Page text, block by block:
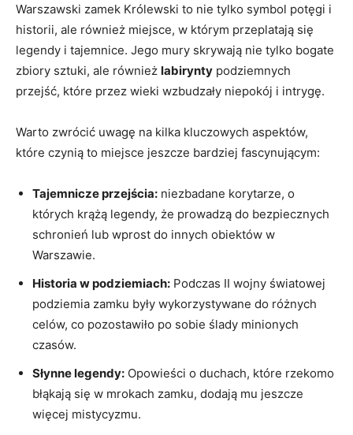
Warszawski zamek Królewski to nie tylko symbol potęgi i
historii, ale również miejsce, w którym przeplatają się
legendy i tajemnice. Jego mury skrywają nie tylko bogate
zbiory sztuki, ale również labirynty podziemnych
przejść, które przez wieki wzbudzały niepokój i intrygę.
Warto zwrócić uwagę na kilka kluczowych aspektów,
które czynią to miejsce jeszcze bardziej fascynującym:
Tajemnicze przejścia: niezbadane korytarze, o
których krążą legendy, że prowadzą do bezpiecznych
schronień lub wprost do innych obiektów w
Warszawie.
Historia w podziemiach: Podczas II wojny światowej
podziemia zamku były wykorzystywane do różnych
celów, co pozostawiło po sobie ślady minionych
czasów.
Słynne legendy: Opowieści o duchach, które rzekomo
błąkają się w mrokach zamku, dodają mu jeszcze
więcej mistycyzmu.